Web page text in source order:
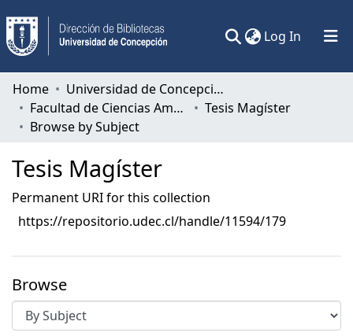
Log In (current)
Communities & Collections
All of DSpace
Home
Universidad de Concepción
Facultad de Ciencias Ambientales
Tesis Magíster
Browse by Subject
Tesis Magíster
Permanent URI for this collection
https://repositorio.udec.cl/handle/11594/179
Browse